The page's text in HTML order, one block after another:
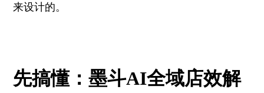
来设计的。
先搞懂：墨斗AI全域店效解